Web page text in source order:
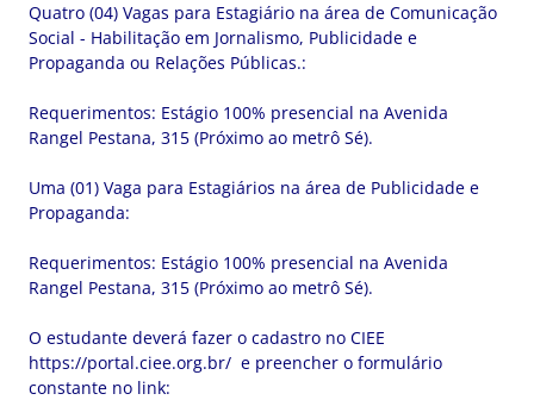
Quatro (04) Vagas para Estagiário na área de Comunicação
Social - Habilitação em Jornalismo, Publicidade e
Propaganda ou Relações Públicas.:
Requerimentos: Estágio 100% presencial na Avenida
Rangel Pestana, 315 (Próximo ao metrô Sé).
Uma (01) Vaga para Estagiários na área de Publicidade e
Propaganda:
Requerimentos: Estágio 100% presencial na Avenida
Rangel Pestana, 315 (Próximo ao metrô Sé).
O estudante deverá fazer o cadastro no CIEE
https://portal.ciee.org.br/ e preencher o formulário
constante no link: